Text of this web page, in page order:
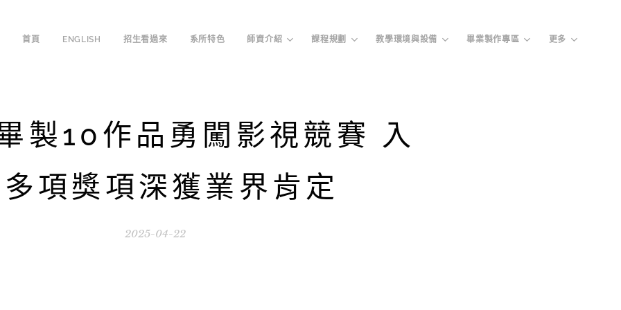
首頁 ENGLISH 招生看過來 系所特色 師資介紹 課程規劃 教學環境與設備 畢業製作專區 更多
製10作品勇闖影視競賽 入
項獎項深獲業界肯定
2025-04-22